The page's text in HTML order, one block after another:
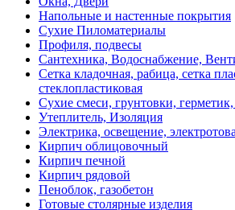
Напольные и настенные покрытия
Сухие Пиломатериалы
Профиля, подвесы
Сантехника, Водоснабжение,
Сетка кладочная, рабица, сетка
стеклопластиковая
Сухие смеси, грунтовки,
Утеплитель, Изоляция
Электрика, освещение,
Кирпич облицовочный
Кирпич печной
Кирпич рядовой
Пеноблок, газобетон
Готовые столярные изделия